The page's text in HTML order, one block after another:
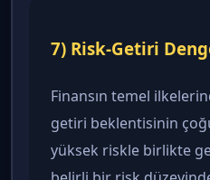
7) Risk-Getiri
Finansın temel
getiri beklentisinin
yüksek riskle birlikte